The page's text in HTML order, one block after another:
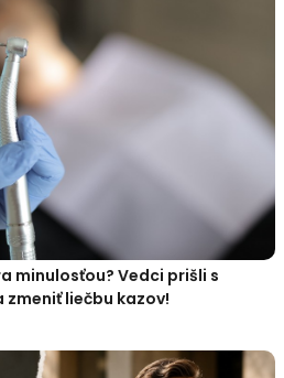
minulosťou? Vedci prišli s
liečbu kazov!